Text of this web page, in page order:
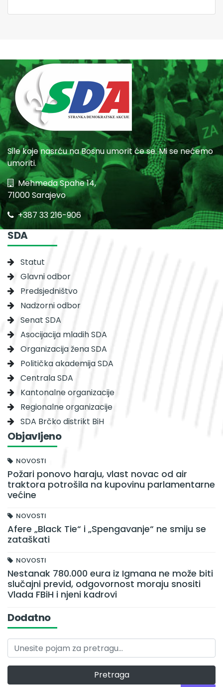
Sile koje nasrću na Bosnu umorit će se. Mi se nećemo
umoriti.
Mehmeda Spahe 14,
71000 Sarajevo
+387 33 216-906
SDA
Statut
Glavni odbor
Predsjedništvo
Nadzorni odbor
Senat SDA
Asocijacija mladih SDA
Organizacija žena SDA
Politička akademija SDA
Centrala SDA
Kantonalne organizacije
Regionalne organizacije
SDA Brčko distrikt BiH
Objavljeno
NOVOSTI
Požari ponovo haraju, vlast novac od air
traktora potrošila na kupovinu parlamentarne
većine
NOVOSTI
Afere „Black Tie“ i „Spengavanje“ ne smiju se
zataškati
NOVOSTI
Nestanak 780.000 eura iz Igmana ne može biti
slučajni previd, odgovornost moraju snositi
Vlada FBiH i njeni kadrovi
Dodatno
Pretraga